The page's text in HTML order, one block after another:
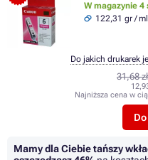
W magazynie 4
122,31 gr / ml
31,68 zł
Najniższa cena w
Do jakich drukarek
Mamy dla Ciebie tańszy